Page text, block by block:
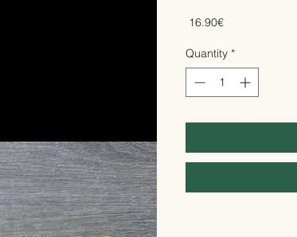
‏16.90 ‏€Price
Quantity *